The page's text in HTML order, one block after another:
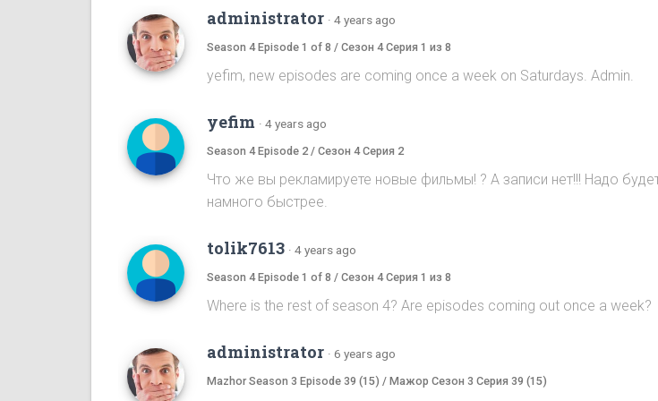
administrator · 4 years ago
Season 4 Episode 1 of 8 / Сезон 4 Серия 1 из 8
yefim, new episodes are coming once a week on Saturdays. Admin.
yefim · 4 years ago
Season 4 Episode 2 / Сезон 4 Серия 2
Что же вы рекламируете новые фильмы! ? А записи нет!!! Надо
намного быстрее.
tolik7613 · 4 years ago
Season 4 Episode 1 of 8 / Сезон 4 Серия 1 из 8
Where is the rest of season 4? Are episodes coming out once a week?
administrator · 6 years ago
Mazhor Season 3 Episode 39 (15) / Мажор Сезон 3 Серия 39 (15)